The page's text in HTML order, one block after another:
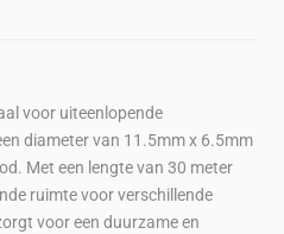
voor uiteenlopende
diameter van 11.5mm x 6.5mm
Met een lengte van 30 meter
ruimte voor verschillende
voor een duurzame en